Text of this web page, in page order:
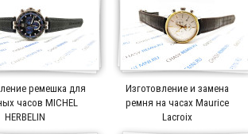
ремешка для
часов MICHEL
HERBELIN
Изготовление и замена
ремня на часах Maurice
Lacroix